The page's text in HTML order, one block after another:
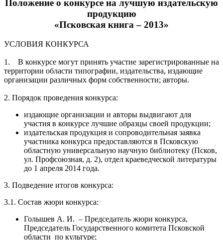
Положение о конкурсе на лучшую издательскую
продукцию
«Псковская книга – 2013»
УСЛОВИЯ КОНКУРСА
1. В конкурсе могут принять участие зарегистрированные на
территории области типографии, издательства, издающие
организации различных форм собственности; авторы.
2. Порядок проведения конкурса:
издающие организации и авторы выдвигают для
участия в конкурсе лучшие образцы своей продукции;
издательская продукция и сопроводительная заявка
участника конкурса предоставляются в Псковскую
областную универсальную научную библиотеку (Псков,
ул. Профсоюзная, д. 2), отдел краеведческой литературы
до 1 апреля 2014 года.
3. Подведение итогов конкурса:
3.1. Состав жюри конкурса:
Голышев А. И. – Председатель жюри конкурса,
Председатель Государственного комитета Псковской
области по культуре;